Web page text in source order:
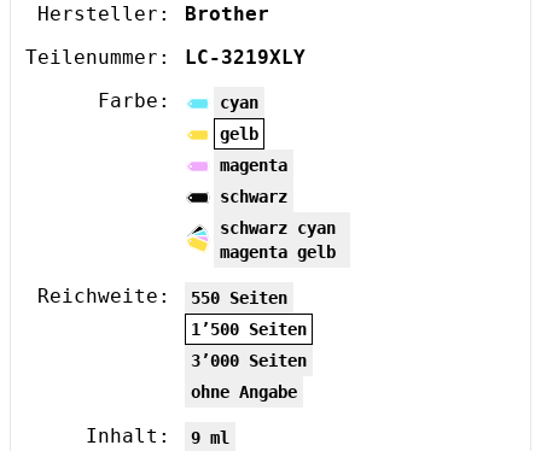
Hersteller:
Brother
Teilenummer:
LC-3219XLY
Farbe:
cyan
gelb
magenta
schwarz
schwarz cyan
magenta gelb
Reichweite:
550 Seiten
1’500 Seiten
3’000 Seiten
ohne Angabe
Inhalt:
9 ml